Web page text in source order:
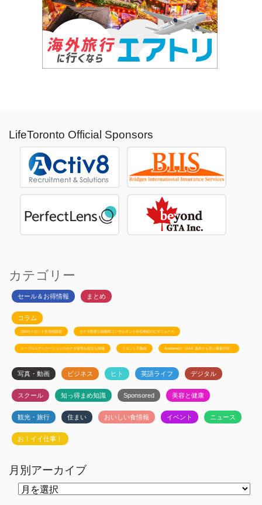
LifeToronto Official Sponsors
カテゴリー
セール＆お得情報 まとめ
コラム
JSSのトロント生活相談室 カナダ政府公認移民コンサルタント白石有紀のビザニュース
メープルエデュケーションのカナダ留学お役立ち情報 トロント不動産 Ayudanteの「GA4: 基本から学ぶ最新分析」
写真・動画 ビジネス ヒト 英語ライフ デジタル
スクール 知っ得まめ知識 Sponsored 美容と健康
観光・旅行 住まい おいしい食情報 イベント ニュース
お！イイ仕事！
月別アーカイブ